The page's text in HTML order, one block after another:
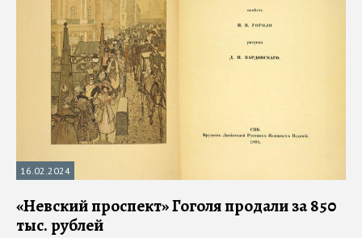
16.02.2024
«Невский проспект» Гоголя продали за 850
тыс. рублей